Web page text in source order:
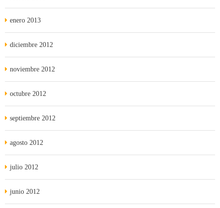
enero 2013
diciembre 2012
noviembre 2012
octubre 2012
septiembre 2012
agosto 2012
julio 2012
junio 2012